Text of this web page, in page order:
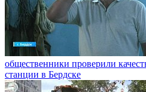
общественники проверили
станции в Бердске